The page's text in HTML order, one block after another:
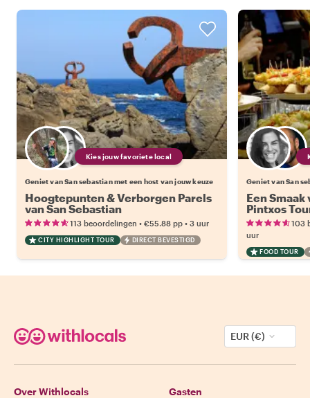
Kies jouw favoriete local
Geniet van San sebastian met een host van jouw keuze
Hoogtepunten & Verborgen Parels
van San Sebastian
113 beoordelingen • €55.88 pp • 3 uur
CITY HIGHLIGHT TOUR DIRECT BEVESTIGD
Geniet van San
Een Smaak
Pintxos
103
uur
FOOD TOUR
EUR (€)
Over Withlocals Gasten